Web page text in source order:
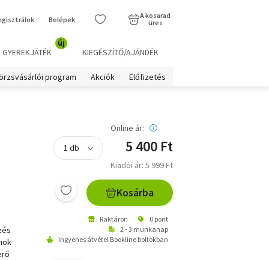
Belépek
A kosarad
üres
GYEREKJÁTÉK
új
KIEGÉSZÍTŐ/AJÁNDÉK
program Akciók Előfizetés
Online ár:
5 400 Ft
Kiadói ár: 5 999 Ft
Kosárba
Raktáron
0 pont
2 - 3 munkanap
Ingyenes átvétel Bookline boltokban